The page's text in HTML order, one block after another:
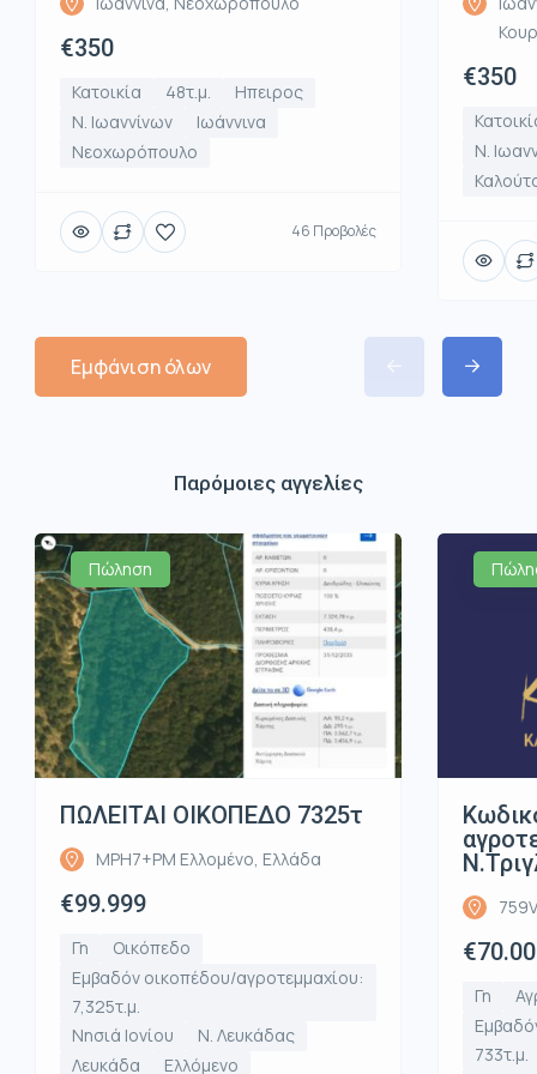
€350
Κατοικία 48τ.μ.
Ηπειρος
Ν. Ιωαννίνων
Ιωάννινα
Νεοχωρόπουλο
46 Προβολές
€350
Ν.
Εμφάνιση όλων
Παρόμοιες αγγελίες
Πώληση
ΠΩΛΕΙΤΑΙ ΟΙΚΟΠΕΔΟ 7325τ
MPH7+PM Ελλομένο, Ελλάδα
€99.999
Γη
Οικόπεδο
Εμβαδόν οικοπέδου/αγροτεμμαχίου:
7,325τ.μ.
Νησιά Ιονίου
Ν. Λευκάδας
Λευκάδα
Ελλόμενο
Γη
733τ.μ.